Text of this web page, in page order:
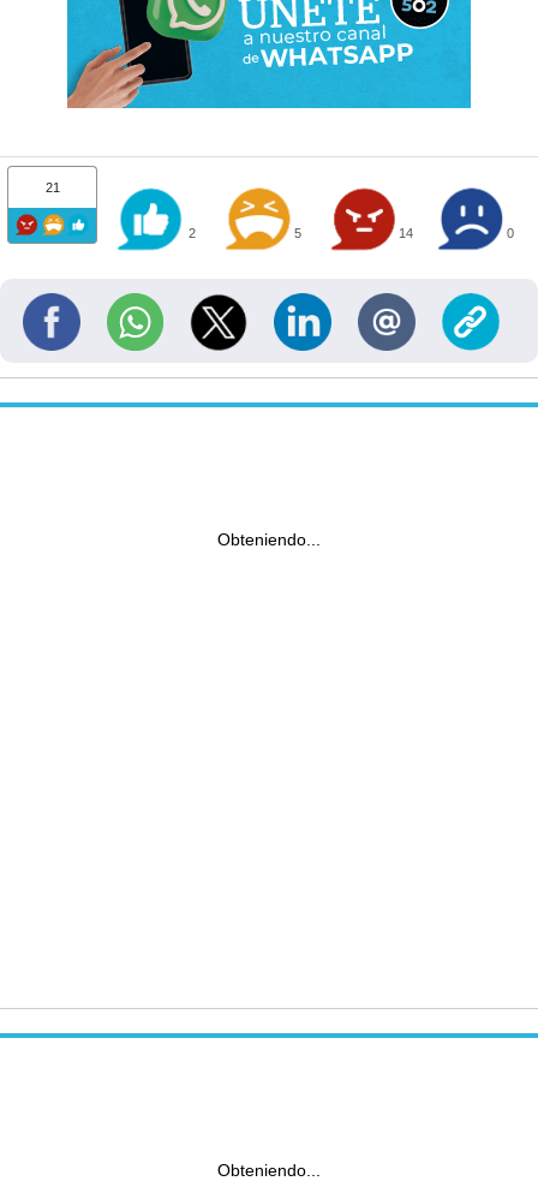
21
2 5 14 0
Obteniendo...
Obteniendo...